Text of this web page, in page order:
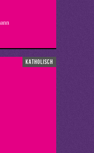
katholisch